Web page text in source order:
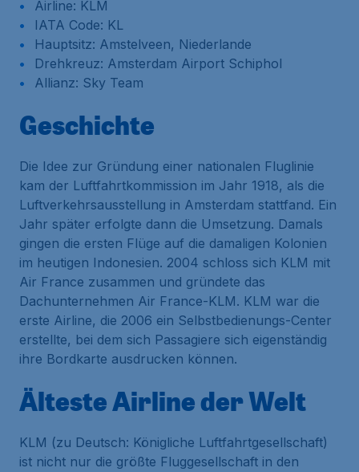
Airline: KLM
IATA Code: KL
Hauptsitz: Amstelveen, Niederlande
Drehkreuz: Amsterdam Airport Schiphol
Allianz: Sky Team
Geschichte
Die Idee zur Gründung einer nationalen Fluglinie
kam der Luftfahrtkommission im Jahr 1918, als die
Luftverkehrsausstellung in Amsterdam stattfand. Ein
Jahr später erfolgte dann die Umsetzung. Damals
gingen die ersten Flüge auf die damaligen Kolonien
im heutigen Indonesien. 2004 schloss sich KLM mit
Air France zusammen und gründete das
Dachunternehmen Air France-KLM. KLM war die
erste Airline, die 2006 ein Selbstbedienungs-Center
erstellte, bei dem sich Passagiere sich eigenständig
ihre Bordkarte ausdrucken können.
Älteste Airline der Welt
KLM (zu Deutsch: Königliche Luftfahrtgesellschaft)
ist nicht nur die größte Fluggesellschaft in den